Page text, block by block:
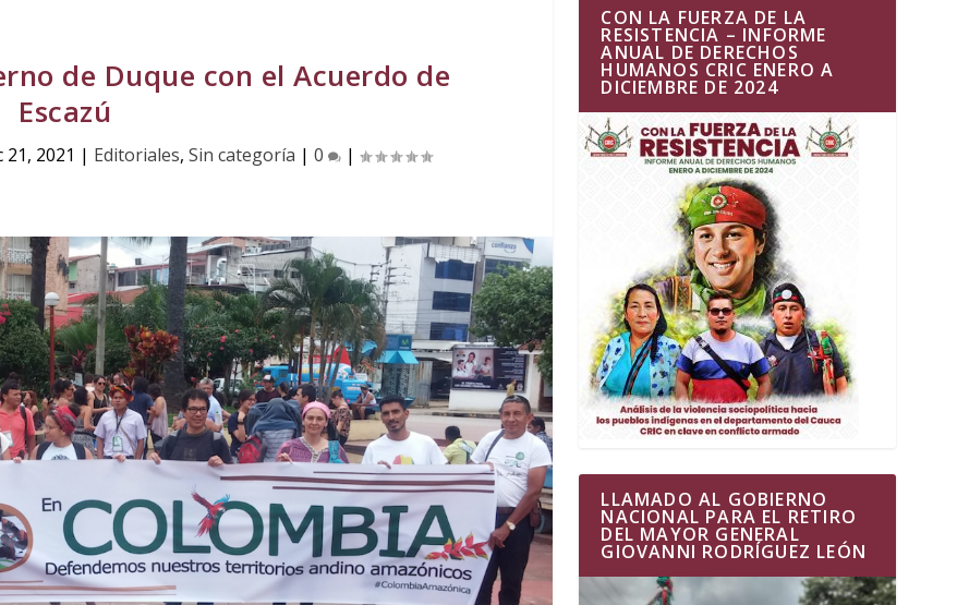
de Duque con el Acuerdo de
Escazú
21, 2021 | Editoriales, Sin categoría | 0 |
CON LA FUERZA DE LA
RESISTENCIA – INFORME
ANUAL DE DERECHOS
HUMANOS CRIC ENERO A
DICIEMBRE DE 2024
LLAMADO AL GOBIERNO
NACIONAL PARA EL RETIRO
DEL MAYOR GENERAL
GIOVANNI RODRÍGUEZ LEÓN